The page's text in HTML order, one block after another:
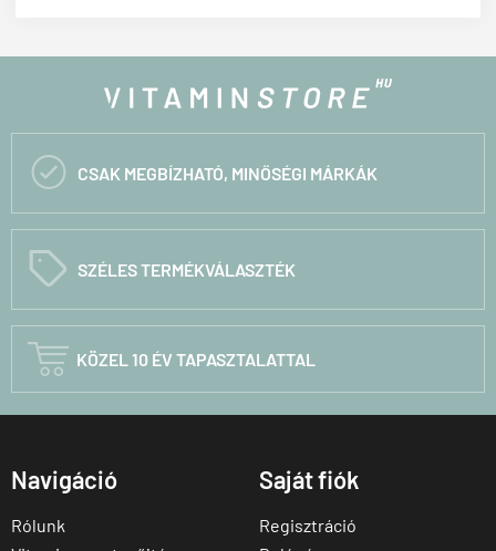
 CSAK MEGBÍZHATÓ, MINŐSÉGI MÁRKÁK
C SZÉLES TERMÉKVÁLASZTÉK
 KÖZEL 10 ÉV TAPASZTALATTAL
Navigáció
Rólunk
Saját fiók
Regisztráció